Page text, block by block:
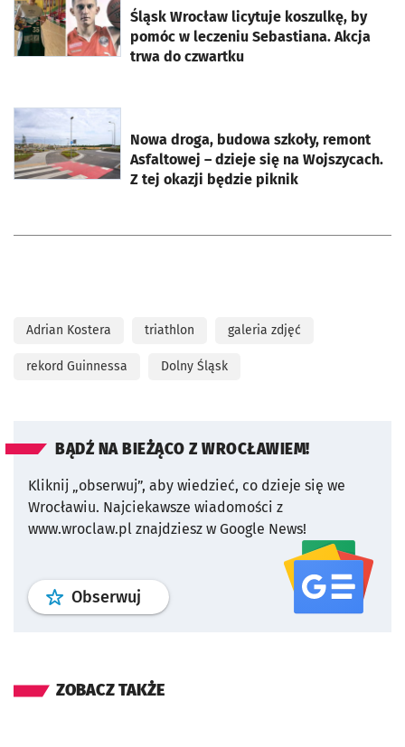
Śląsk Wrocław licytuje koszulkę, by
pomóc w leczeniu Sebastiana. Akcja
trwa do czwartku
Nowa droga, budowa szkoły, remont
Asfaltowej – dzieje się na Wojszycach.
Z tej okazji będzie piknik
otworzy się w nowej karcie
Adrian Kostera triathlon galeria zdjęć
rekord Guinnessa Dolny Śląsk
BĄDŹ NA BIEŻĄCO Z WROCŁAWIEM!
Kliknij „obserwuj”, aby wiedzieć, co dzieje się we
Wrocławiu. Najciekawsze wiadomości z
www.wroclaw.pl znajdziesz w Google News!
Obserwuj profil serwisu
ZOBACZ TAKŻE